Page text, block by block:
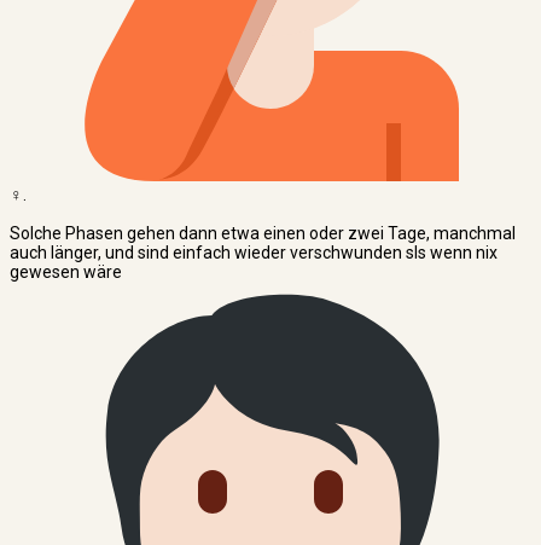
‍♀️.
Solche Phasen gehen dann etwa einen oder zwei Tage, manchmal
auch länger, und sind einfach wieder verschwunden sls wenn nix
gewesen wäre